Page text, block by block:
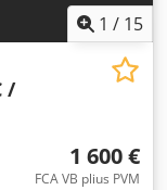
1 / 15
/
1 600 €
FCA VB plius PVM